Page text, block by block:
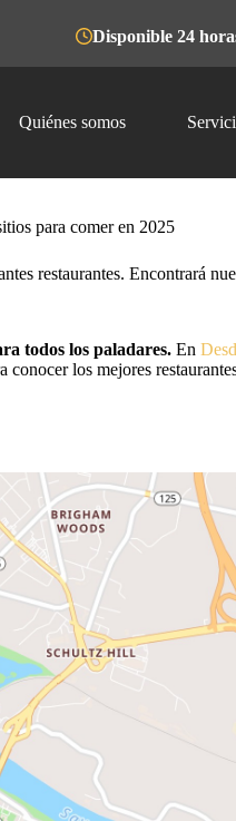
Disponible 24
Quiénes somos
para comer en 2025
restaurantes. Encontrará
todos los paladares. En
los mejores